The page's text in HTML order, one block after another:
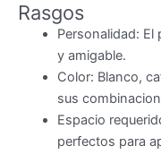
Rasgos
Personalidad: El
y amigable.
Color: Blanco,
sus
Espacio
perfectos para